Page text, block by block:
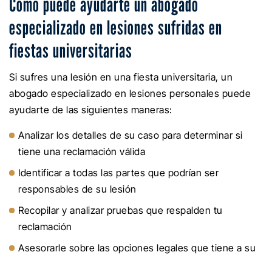
especializado en lesiones sufridas en
fiestas universitarias
Si sufres una lesión en una fiesta universitaria, un
abogado especializado en lesiones personales puede
ayudarte de las siguientes maneras:
Analizar los detalles de su caso para determinar si
tiene una reclamación válida
Identificar a todas las partes que podrían ser
responsables de su lesión
Recopilar y analizar pruebas que respalden tu
reclamación
Asesorarle sobre las opciones legales que tiene a su